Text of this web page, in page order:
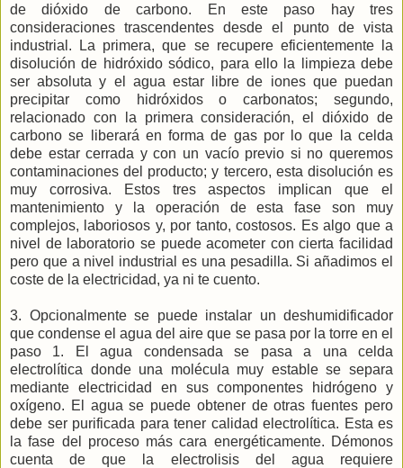
de dióxido de carbono. En este paso hay tres
consideraciones trascendentes desde el punto de vista
industrial. La primera, que se recupere eficientemente la
disolución de hidróxido sódico, para ello la limpieza debe
ser absoluta y el agua estar libre de iones que puedan
precipitar como hidróxidos o carbonatos; segundo,
relacionado con la primera consideración, el dióxido de
carbono se liberará en forma de gas por lo que la celda
debe estar cerrada y con un vacío previo si no queremos
contaminaciones del producto; y tercero, esta disolución es
muy corrosiva. Estos tres aspectos implican que el
mantenimiento y la operación de esta fase son muy
complejos, laboriosos y, por tanto, costosos. Es algo que a
nivel de laboratorio se puede acometer con cierta facilidad
pero que a nivel industrial es una pesadilla. Si añadimos el
coste de la electricidad, ya ni te cuento.
3. Opcionalmente se puede instalar un deshumidificador
que condense el agua del aire que se pasa por la torre en el
paso 1. El agua condensada se pasa a una celda
electrolítica donde una molécula muy estable se separa
mediante electricidad en sus componentes hidrógeno y
oxígeno. El agua se puede obtener de otras fuentes pero
debe ser purificada para tener calidad electrolítica. Esta es
la fase del proceso más cara energéticamente. Démonos
cuenta de que la electrolisis del agua requiere